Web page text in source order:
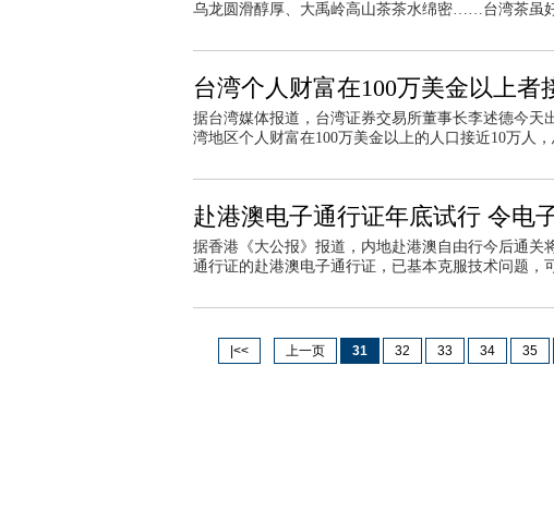
乌龙圆滑醇厚、大禹岭高山茶茶水绵密……台湾茶虽
台湾个人财富在100万美金以上者
据台湾媒体报道，台湾证券交易所董事长李述德今天
湾地区个人财富在100万美金以上的人口接近10万人
赴港澳电子通行证年底试行 令电
据香港《大公报》报道，内地赴港澳自由行今后通
通行证的赴港澳电子通行证，已基本克服技术问题，
|<< 上一页 31 32 33 34 35